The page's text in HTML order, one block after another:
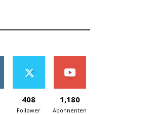
408
Follower
1,180
Abonnenten